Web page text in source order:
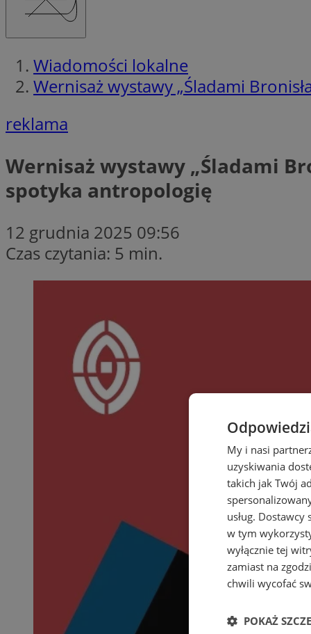
Wiadomości lokalne
Wernisaż wystawy „Śladami
reklama
Wernisaż wystawy „Śladami
spotyka antropologię
12 grudnia 2025 09:56
Czas czytania: 5 min.
My i nasi
uzyskiwania
takich jak Twój
usług. Dostawcy
w tym
wyłącznie tej
zamiast na
chwili wycofać
POKAŻ